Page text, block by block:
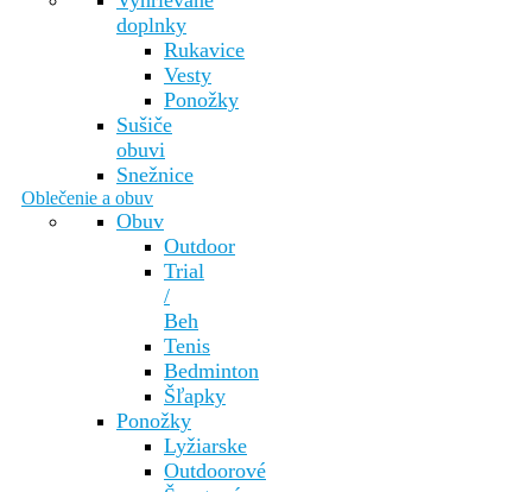
doplnky
Rukavice
Vesty
Ponožky
Sušiče
obuvi
Snežnice
Oblečenie a obuv
Obuv
Outdoor
Trial
/
Beh
Tenis
Bedminton
Šľapky
Ponožky
Lyžiarske
Outdoorové